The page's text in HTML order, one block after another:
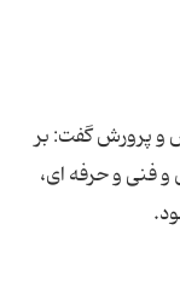
و پرورش گفت: بر
فنی و حرفه ای،